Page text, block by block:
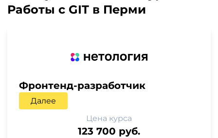
Работы с GIT в Перми
Фронтенд-разработчик
Далее
Цена курса
123 700 руб.